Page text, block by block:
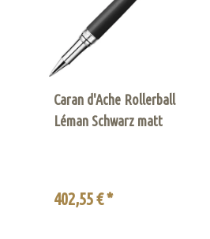
Caran d'Ache Rollerball
Léman Schwarz matt
402,55 € *